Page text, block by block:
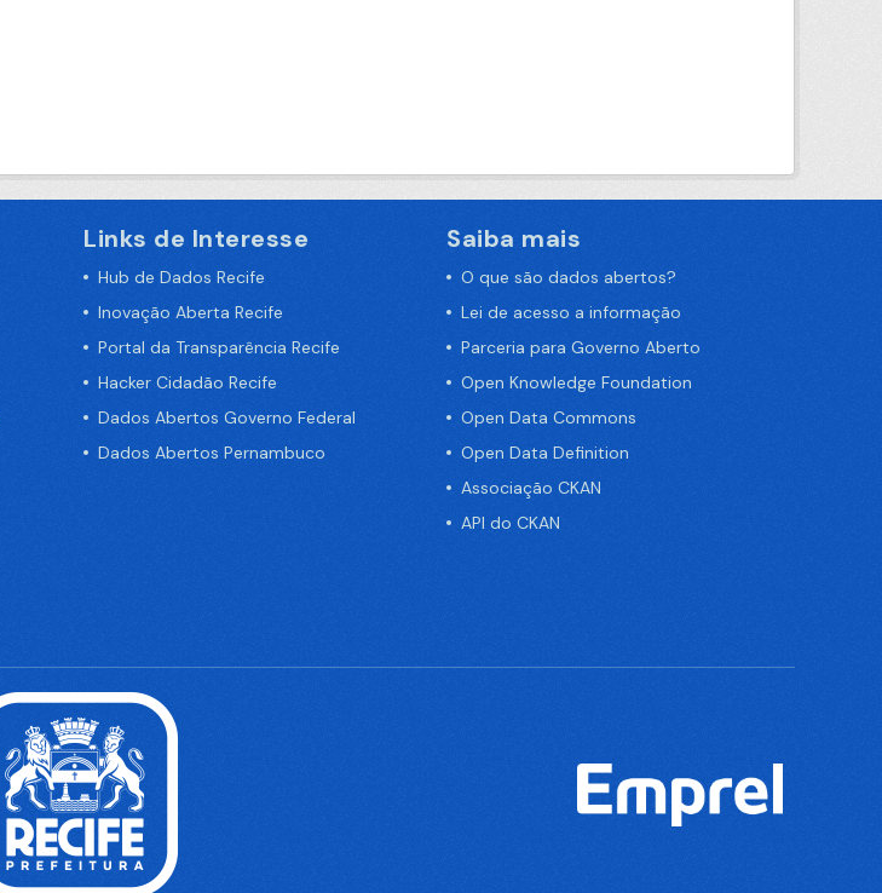
Links de Interesse
Hub de Dados Recife
Inovação Aberta Recife
Portal da Transparência Recife
Hacker Cidadão Recife
Dados Abertos Governo Federal
Dados Abertos Pernambuco
Saiba mais
O que são dados abertos?
Lei de acesso a informação
Parceria para Governo Aberto
Open Knowledge Foundation
Open Data Commons
Open Data Definition
Associação CKAN
API do CKAN